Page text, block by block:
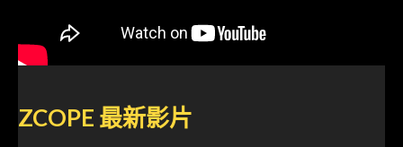
ZCOPE 最新影片